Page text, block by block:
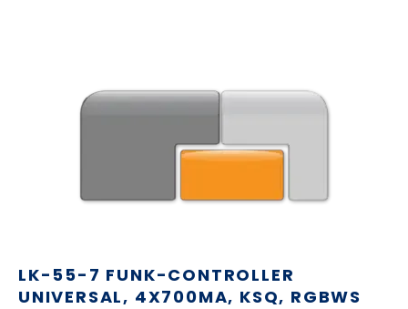
LK-55-7 FUNK-CONTROLLER
UNIVERSAL, 4X700MA, KSQ, RGBWS